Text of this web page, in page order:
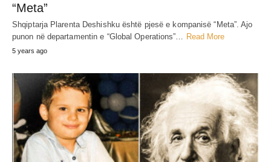
“Meta”
Shqiptarja Plarenta Deshishku është pjesë e kompanisë “Meta”. Ajo
punon në departamentin e “Global Operations”…
Read More
5 years ago